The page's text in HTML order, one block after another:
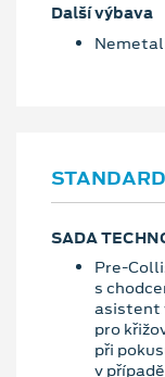
Další výbava
SADA
Pre-
s
asistent
pro
při
v